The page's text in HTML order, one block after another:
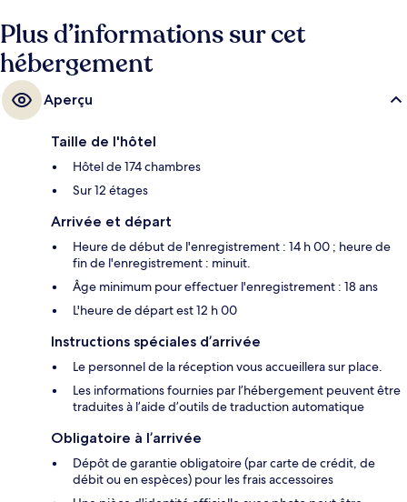
Plus d’informations sur cet
hébergement
Aperçu
Taille de l'hôtel
Hôtel de 174 chambres
Sur 12 étages
Arrivée et départ
Heure de début de l'enregistrement : 14 h 00 ; heure de
fin de l'enregistrement : minuit.
Âge minimum pour effectuer l'enregistrement : 18 ans
L'heure de départ est 12 h 00
Instructions spéciales d’arrivée
Le personnel de la réception vous accueillera sur place.
Les informations fournies par l’hébergement peuvent être
traduites à l’aide d’outils de traduction automatique
Obligatoire à l’arrivée
Dépôt de garantie obligatoire (par carte de crédit, de
débit ou en espèces) pour les frais accessoires